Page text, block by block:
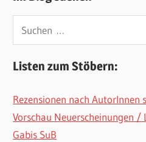
Suchen
nach:
Listen zum Stöbern:
Rezensionen nach AutorInnen
Vorschau Neuerscheinungen /
Gabis SuB